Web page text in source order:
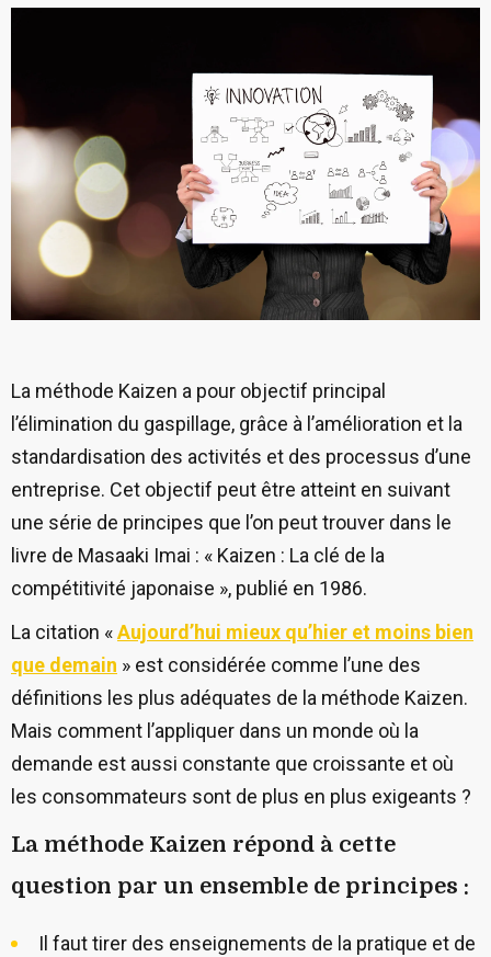
La méthode Kaizen a pour objectif principal
l’élimination du gaspillage, grâce à l’amélioration et la
standardisation des activités et des processus d’une
entreprise. Cet objectif peut être atteint en suivant
une série de principes que l’on peut trouver dans le
livre de Masaaki Imai : « Kaizen : La clé de la
compétitivité japonaise », publié en 1986.
La citation «Aujourd’hui mieux qu’hier et moins bien
que demain » est considérée comme l’une des
définitions les plus adéquates de la méthode Kaizen.
Mais comment l’appliquer dans un monde où la
demande est aussi constante que croissante et où
les consommateurs sont de plus en plus exigeants ?
La méthode Kaizen répond à cette
question par un ensemble de principes :
Il faut tirer des enseignements de la pratique et de